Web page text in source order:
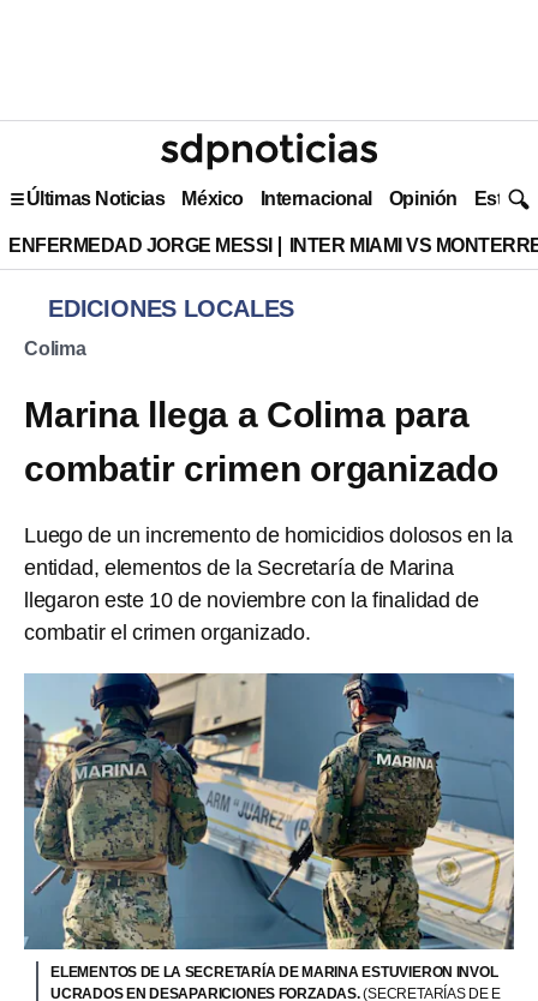
Últimas Noticias México Internacional Opinión Estilo
ENFERMEDAD JORGE MESSI INTER MIAMI VS
EDICIONES LOCALES
Colima
Marina llega a Colima para
combatir crimen organizado
Luego de un incremento de homicidios dolosos en la
entidad, elementos de la Secretaría de Marina
llegaron este 10 de noviembre con la finalidad de
combatir el crimen organizado.
ELEMENTOS DE LA SECRETARÍA DE MARINA ESTUVIERON INVOL
UCRADOS EN DESAPARICIONES FORZADAS.(SECRETARÍAS DE E